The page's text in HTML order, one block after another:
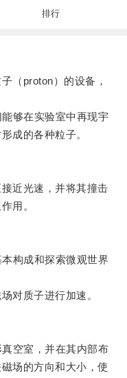
排行
proton）的设备，
够在实验室中再现宇
成的各种粒子。
近光速，并将其撞击
用。
构成和探索微观世界
质子进行加速。
空室，并在其内部布
场的方向和大小，使